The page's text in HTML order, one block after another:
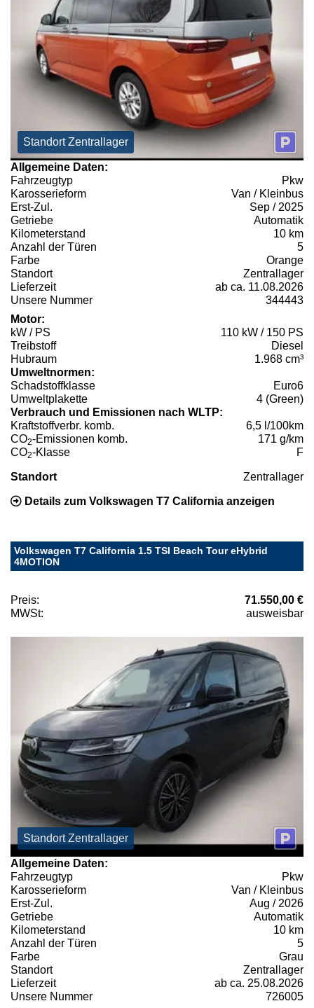
Standort Zentrallager
Allgemeine Daten:
Fahrzeugtyp
Pkw
Karosserieform
Van / Kleinbus
Erst-Zul.
Sep / 2025
Getriebe
Automatik
Kilometerstand
10 km
Anzahl der Türen
5
Farbe
Orange
Standort
Zentrallager
Lieferzeit
ab ca. 11.08.2026
Unsere Nummer
344443
Motor:
kW / PS
110 kW / 150 PS
Treibstoff
Diesel
Hubraum
1.968 cm³
Umweltnormen:
Schadstoffklasse
Euro6
Umweltplakette
4 (Green)
Verbrauch und Emissionen nach WLTP:
Kraftstoffverbr. komb.
6,5 l/100km
CO2-Emissionen komb.
171 g/km
CO2-Klasse F
Standort Zentrallager
Details zum Volkswagen T7 California anzeigen
Volkswagen T7 California 1.5 TSI Beach Tour eHybrid
4MOTION
Preis:
71.550,00 €
MWSt:
ausweisbar
Standort Zentrallager
Allgemeine Daten:
Fahrzeugtyp
Pkw
Karosserieform
Van / Kleinbus
Erst-Zul.
Aug / 2026
Getriebe
Automatik
Kilometerstand
10 km
Anzahl der Türen
5
Farbe
Grau
Standort
Zentrallager
Lieferzeit
ab ca. 25.08.2026
Unsere Nummer
726005